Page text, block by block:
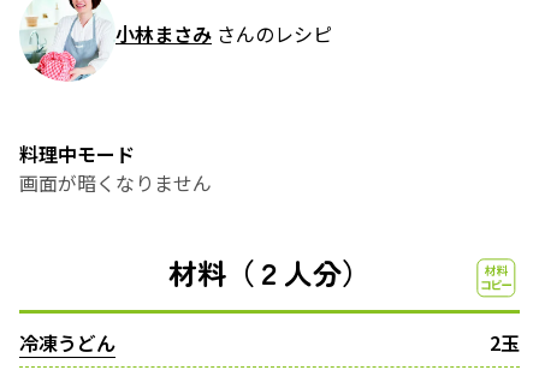
小林まさみ さんのレシピ
料理中モード
画面が暗くなりません
材料（２人分）
冷凍うどん
2玉